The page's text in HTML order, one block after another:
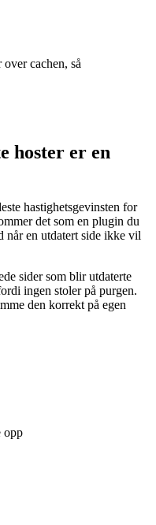
cachen, så
hoster er en
hastighetsgevinsten for
det som en plugin du
når en utdatert side ikke vil
sider som blir utdaterte
ingen stoler på purgen.
den korrekt på egen
opp